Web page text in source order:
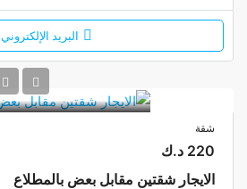
البريد الإلكتروني
شقة
220 د.ك
الايجار شقتين مقابل بعض بالمطلاع